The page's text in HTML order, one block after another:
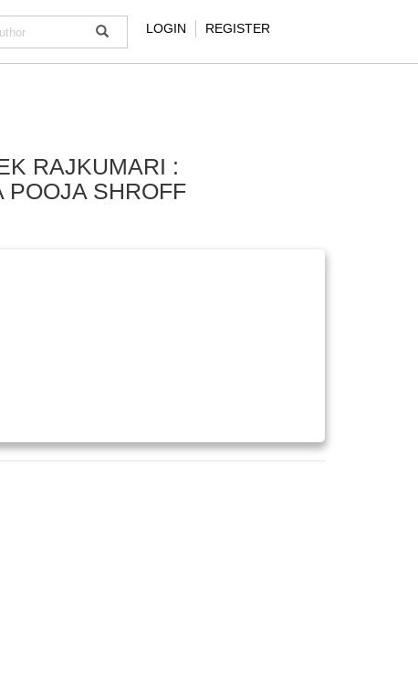
LOGIN REGISTER
RAJKUMARI :
POOJA SHROFF